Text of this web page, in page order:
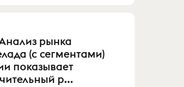
рынка
(с сегментами)
показывает
р...